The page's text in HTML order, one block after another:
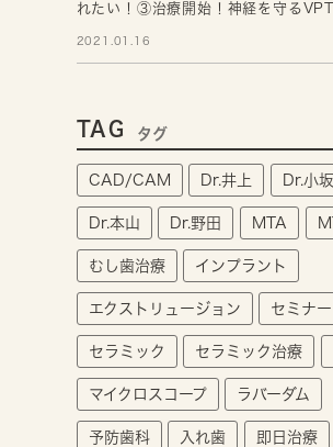
れたい！③治療開始！神経を守るVPT
2021.01.16
TAG タグ
CAD/CAM Dr.井上 Dr.小
Dr.本山 Dr.野田 MTA
むし歯治療 インプラント
エクストリュージョン セミナー
セラミック セラミック治療
マイクロスコープ ラバーダム
予防歯科 入れ歯 即日治療